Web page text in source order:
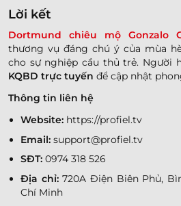
Lời kết
Dortmund chiêu mộ Gonzalo
thương vụ đáng chú ý của mùa
cho sự nghiệp cầu thủ trẻ. Người
KQBD trực tuyến để cập nhật
Thông tin liên hệ
Website: https://profiel.tv
Email:support@profiel.tv
SĐT: 0974 318 526
Địa chỉ:720A Điện Biên Phủ,
Chí Minh